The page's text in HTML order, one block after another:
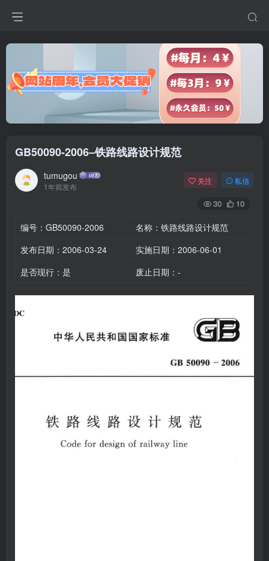
GB50090-2006–铁路线路设计规范
tumugou
1年前发布
关注 私信
30 10
编号：GB50090-2006
名称：铁路线路设计规范
发布日期：2006-03-24
实施日期：2006-06-01
是否现行：是
废止日期：-